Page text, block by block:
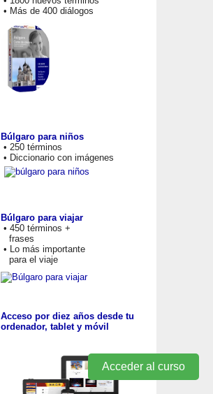
Acceder al curso
• Más de 400 diálogos
Búlgaro para niños
• 250 términos
• Diccionario con imágenes
Búlgaro para viajar
• 450 términos +
frases
• Lo más importante
para el viaje
Acceso por diez años desde tu
ordenador, tablet y móvil